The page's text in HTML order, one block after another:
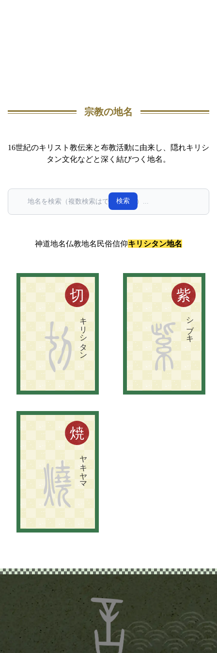
宗教の地名
16世紀のキリスト教伝来と布教活動に由来し、隠れキリシ
タン文化などと深く結びつく地名。
検索
検索
神道地名仏教地名 民俗信仰キリシタン地名
切
切キリシタン
禁教令の
弾圧で
侮蔑的に
切死丹・鬼理死丹が
使わ
れ
た
。
徳川綱吉以降は
吉利支丹
は
、
切支丹と
い
う
表記が一般。 紫
紫シブキ
紫福の
地名の
由来に
つ
い
て
は
、
至福が
な
ま
っ
て
「シ
ブ
キ
」に
な
っ
た
と
い
う
説も
あ
る 。
焼
焼ヤキヤマ
切り
捨て
た
キ
リ
シ
タ
ン
信者を
穴
に
放り
込ん
で
火を
つ
け
た
こ
と
に
由来す
る
説と
、
教会堂を
焼き
討ち
し
た
説が
あ
る 。